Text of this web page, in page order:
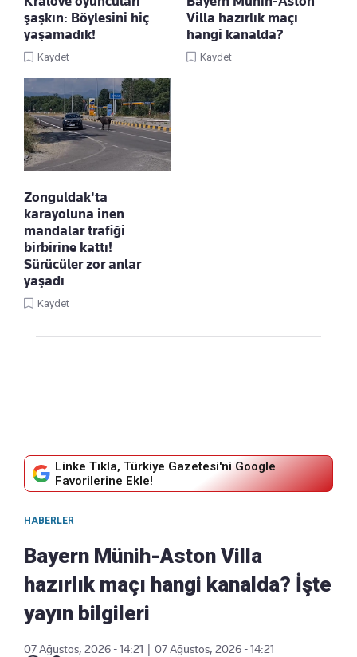
şaşkın: Böylesini hiç
yaşamadık!
Kaydet
Villa hazırlık maçı
hangi kanalda?
Kaydet
Zonguldak'ta
karayoluna inen
mandalar trafiği
birbirine kattı!
Sürücüler zor anlar
yaşadı
Kaydet
Linke Tıkla, Türkiye Gazetesi'ni Google
Favorilerine Ekle!
HABERLER
Bayern Münih-Aston Villa
hazırlık maçı hangi kanalda? İşte
yayın bilgileri
07 Ağustos, 2026 - 14:21
07 Ağustos, 2026 - 14:21